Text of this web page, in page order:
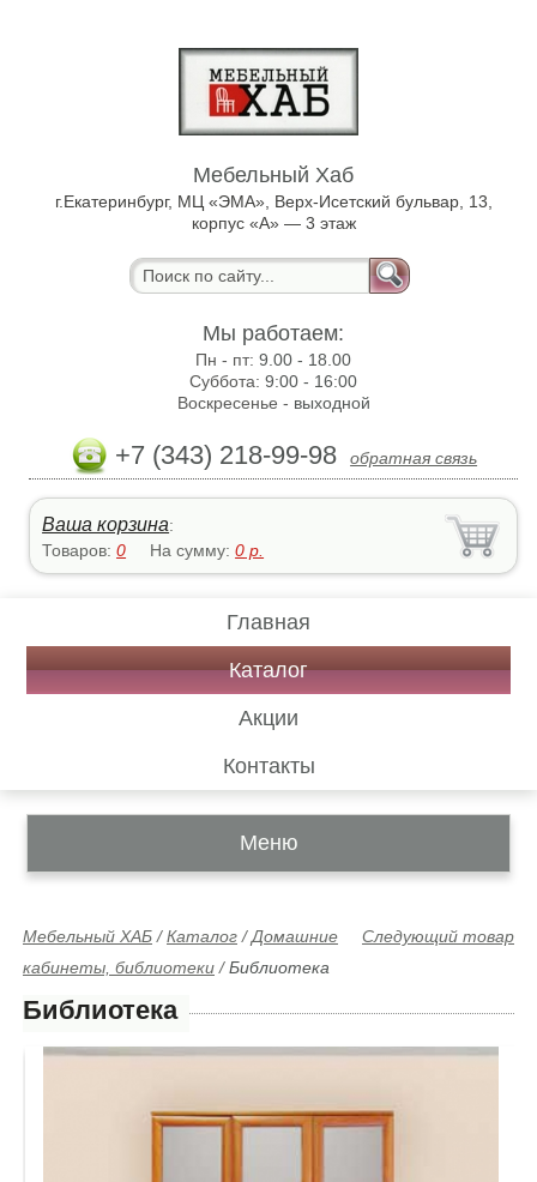
Мебельный Хаб
г.Екатеринбург, МЦ «ЭМА», Верх-Исетский бульвар, 13,
корпус «А» — 3 этаж
Мы работаем:
Пн - пт:9.00 - 18.00
Суббота:9:00 - 16:00
Воскресенье - выходной
+7 (343) 218-99-98 обратная связь
Ваша корзина:
Товаров:0 На сумму:0 р.
Главная
Каталог
Акции
Контакты
Меню
Следующий товар
Мебельный ХАБ /Каталог /Домашние
кабинеты, библиотеки /Библиотека
Библиотека